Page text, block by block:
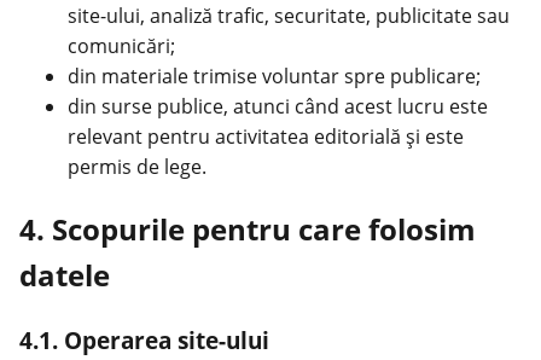
site-ului, analiză trafic, securitate, publicitate sau
comunicări;
din materiale trimise voluntar spre publicare;
din surse publice, atunci când acest lucru este
relevant pentru activitatea editorială și este
permis de lege.
4. Scopurile pentru care folosim
datele
4.1. Operarea site-ului